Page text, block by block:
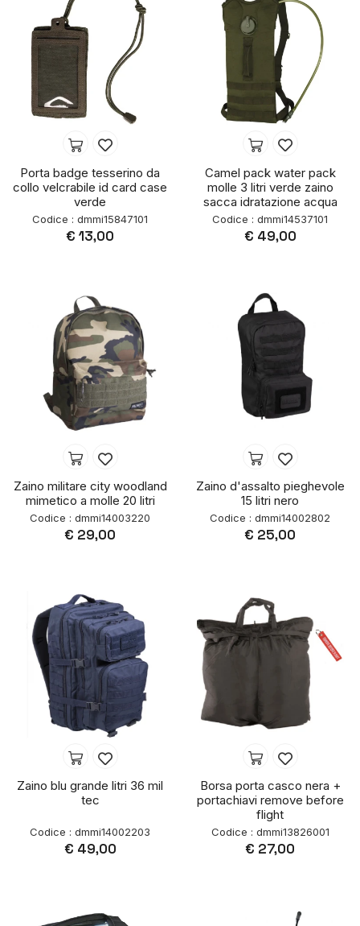
Porta badge tesserino da
collo velcrabile id card case
verde
Codice : dmmi15847101
€ 13,00
Camel pack water pack
molle 3 litri verde zaino
sacca idratazione acqua
Codice : dmmi14537101
€ 49,00
Zaino militare city woodland
mimetico a molle 20 litri
Codice : dmmi14003220
€ 29,00
Zaino d'assalto pieghevole
15 litri nero
Codice : dmmi14002802
€ 25,00
Zaino blu grande litri 36 mil
tec
Codice : dmmi14002203
€ 49,00
Borsa porta casco nera +
portachiavi remove before
flight
Codice : dmmi13826001
€ 27,00